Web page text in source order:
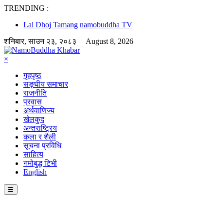
TRENDING :
Lal Dhoj Tamang namobuddha TV
शनिबार,साउन २३, २०८३ | August 8, 2026
×
गृहपृष्ठ
सङ्घीय समाचार
राजनीति
प्रवास
अर्थवाणिज्य
खेलकुद
अन्तराष्ट्रिय
कला र शैली
सूचना प्रविधि
साहित्य
नमोबुद्ध टिभी
English
☰